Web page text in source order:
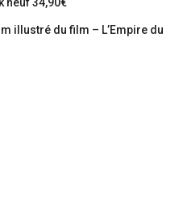
illustré du film – L’Empire du